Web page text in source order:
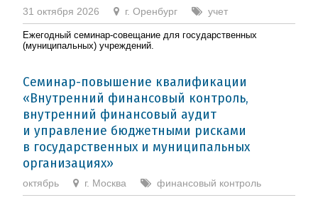
31 октября 2026 г. Оренбург учет
Ежегодный семинар-совещание для государственных
(муниципальных) учреждений.
Семинар-повышение квалификации
«Внутренний финансовый контроль,
внутренний финансовый аудит
и управление бюджетными рисками
в государственных и муниципальных
организациях»
октябрь г. Москва финансовый контроль